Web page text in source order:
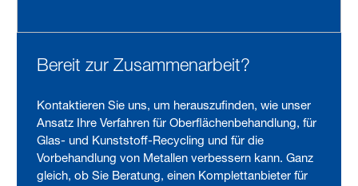
Bereit zur Zusammenarbeit?
Kontaktieren Sie uns, um herauszufinden, wie unser
Ansatz Ihre Verfahren für Oberflächenbehandlung, für
Glas- und Kunststoff-Recycling und für die
Vorbehandlung von Metallen verbessern kann. Ganz
gleich, ob Sie Beratung, einen Komplettanbieter für